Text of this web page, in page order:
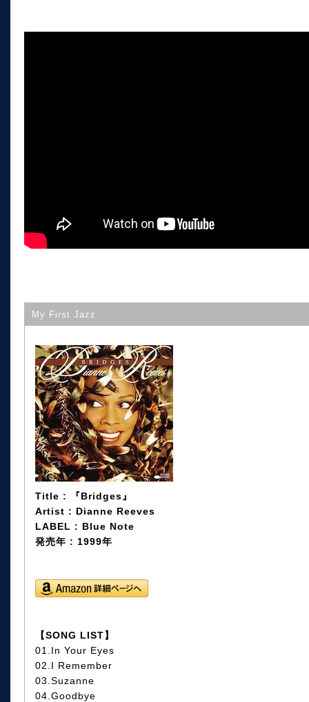
My First Jazz
Title : 『Bridges』
Artist : Dianne Reeves
LABEL : Blue Note
発売年 : 1999年
【SONG LIST】
01.In Your Eyes
02.I Remember
03.Suzanne
04.Goodbye